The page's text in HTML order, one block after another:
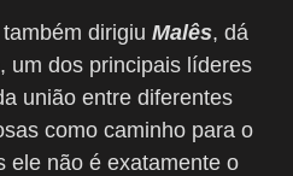
dirigiu Malês, dá
um dos principais líderes
união entre diferentes
como caminho para o
ele não é exatamente o